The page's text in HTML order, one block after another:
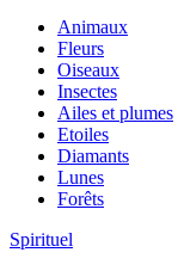
Animaux
Fleurs
Oiseaux
Insectes
Ailes et plumes
Etoiles
Diamants
Lunes
Forêts
Spirituel